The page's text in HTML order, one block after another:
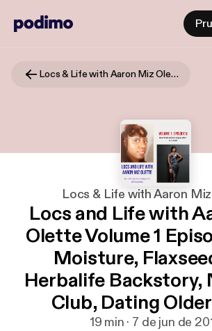
Locs & Life with Aaron Miz Olette
Locs & Life with Aaron
Locs and Life with
Olette Volume 1
Moisture,
Herbalife
Club, Dating
19 min · 7 de jun de